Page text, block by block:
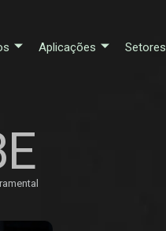
Aplicações Setores